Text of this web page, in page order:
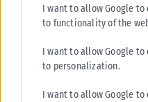
I want to allow Google
to functionality of the
I want to allow Google
to personalization.
I want to allow Google